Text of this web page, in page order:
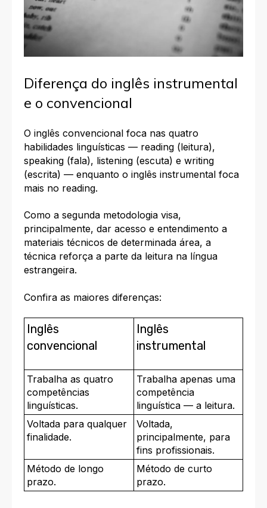
Diferença do inglês instrumental
e o convencional
O inglês convencional foca nas quatro
habilidades linguísticas — reading (leitura),
speaking (fala), listening (escuta) e writing
(escrita) — enquanto o inglês instrumental foca
mais no reading.
Como a segunda metodologia visa,
principalmente, dar acesso e entendimento a
materiais técnicos de determinada área, a
técnica reforça a parte da leitura na língua
estrangeira.
Confira as maiores diferenças:
Inglês
convencional
Inglês
instrumental
Trabalha as quatro
competências
linguísticas.
Trabalha apenas uma
competência
linguística — a leitura.
Voltada para qualquer
finalidade.
Voltada,
principalmente, para
fins profissionais.
Método de longo
prazo.
Método de curto
prazo.